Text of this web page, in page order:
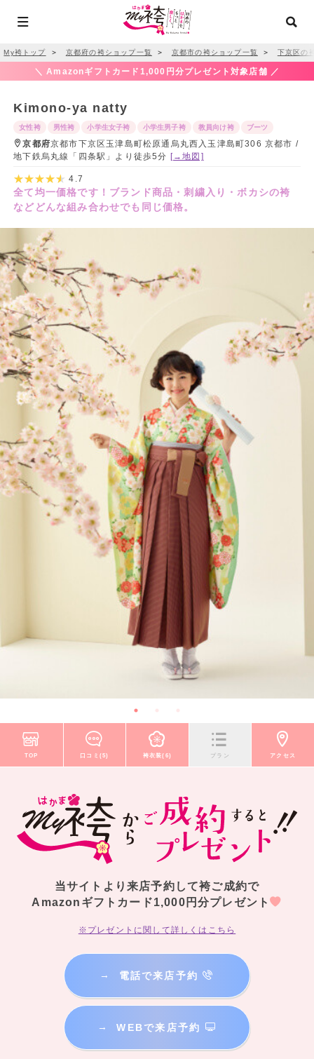
My袴トップ ＞ 京都府の袴ショップ一覧 ＞ 京都市の袴ショップ一覧 ＞ 下京区の
＼ Amazonギフトカード1,000円分プレゼント対象店舗 ／
Kimono-ya natty
女性袴 男性袴 小学生女子袴 小学生男子袴 教員向け袴 ブーツ
京都府京都市下京区玉津島町松原通烏丸西入玉津島町306 京都市 /
地下鉄烏丸線「四条駅」より徒歩5分 [→地図]
4.7
全て均一価格です！ブランド商品・刺繍入り・ボカシの袴
などどんな組み合わせでも同じ価格。
TOP 口コミ(5) 袴衣装(6) プラン アクセス
当サイトより来店予約して袴ご成約で
Amazonギフトカード1,000円分プレゼント
※プレゼントに関して詳しくはこちら
→ 電話で来店予約
→ WEBで来店予約